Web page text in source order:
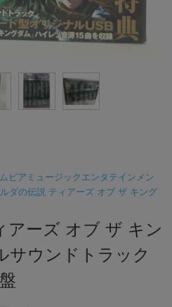
ビアミュージックエンタテインメン
ダの伝説 ティアーズ オブ ザ キング
アーズ オブ ザ キン
サウンドトラック